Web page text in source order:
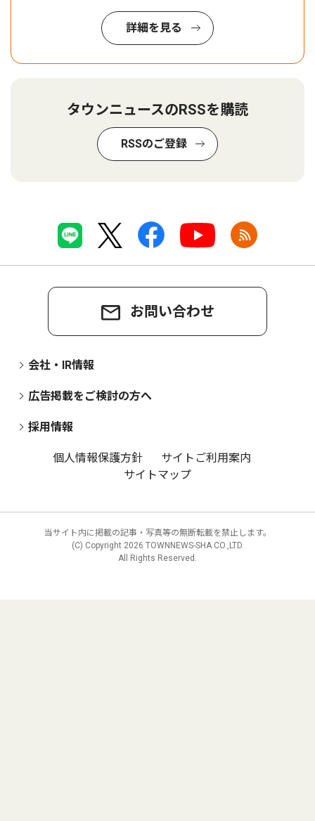
詳細を見る
タウンニュースのRSSを購読
RSSのご登録
お問い合わせ
会社・IR情報
広告掲載をご検討の方へ
採用情報
個人情報保護方針
サイトご利用案内
サイトマップ
当サイト内に掲載の記事・写真等の無断転載を禁止します。
(C) Copyright 2026 TOWNNEWS-SHA CO.,LTD.
All Rights Reserved.